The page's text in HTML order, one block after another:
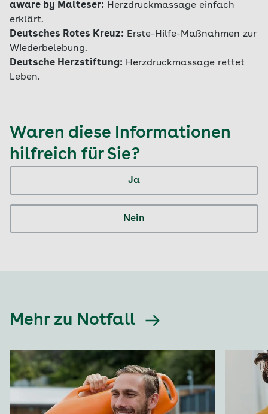
aware by Malteser: Herzdruckmassage einfach
erklärt.
Deutsches Rotes Kreuz: Erste-Hilfe-Maßnahmen zur
Wiederbelebung.
Deutsche Herzstiftung: Herzdruckmassage rettet
Leben.
Waren diese Informationen
hilfreich für Sie?
Ja
Nein
Mehr zu Notfall